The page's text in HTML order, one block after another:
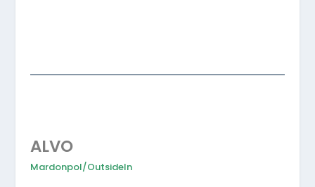
ALVO
Mardonpol/OutsideIn